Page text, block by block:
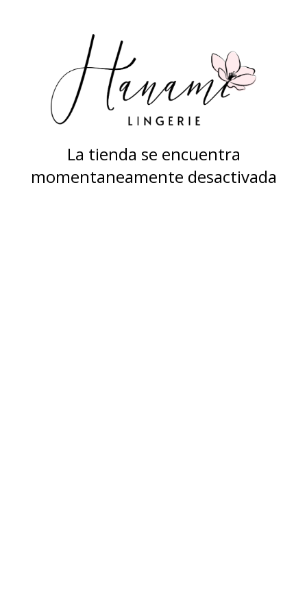
La tienda se encuentra
momentaneamente desactivada